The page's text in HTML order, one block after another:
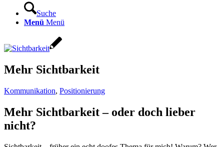
Suche
Menü Menü
Mehr Sichtbarkeit
Kommunikation, Positionierung
Mehr Sichtbarkeit – oder doch lieber
nicht?